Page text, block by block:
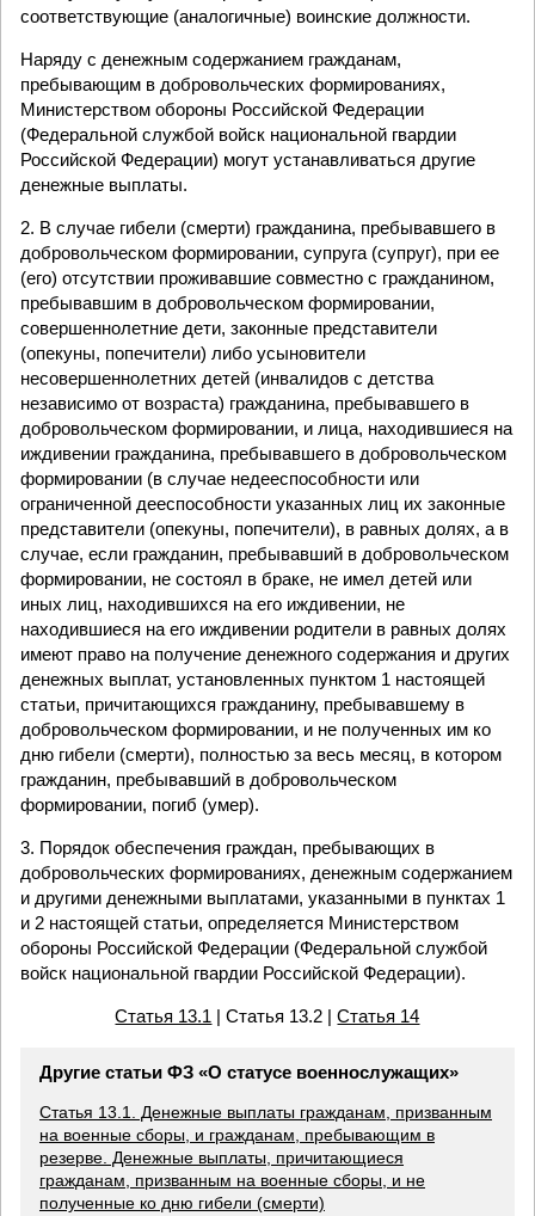
соответствующие (аналогичные) воинские должности.
Наряду с денежным содержанием гражданам,
пребывающим в добровольческих формированиях,
Министерством обороны Российской Федерации
(Федеральной службой войск национальной гвардии
Российской Федерации) могут устанавливаться другие
денежные выплаты.
2. В случае гибели (смерти) гражданина, пребывавшего в
добровольческом формировании, супруга (супруг), при ее
(его) отсутствии проживавшие совместно с гражданином,
пребывавшим в добровольческом формировании,
совершеннолетние дети, законные представители
(опекуны, попечители) либо усыновители
несовершеннолетних детей (инвалидов с детства
независимо от возраста) гражданина, пребывавшего в
добровольческом формировании, и лица, находившиеся на
иждивении гражданина, пребывавшего в добровольческом
формировании (в случае недееспособности или
ограниченной дееспособности указанных лиц их законные
представители (опекуны, попечители), в равных долях, а в
случае, если гражданин, пребывавший в добровольческом
формировании, не состоял в браке, не имел детей или
иных лиц, находившихся на его иждивении, не
находившиеся на его иждивении родители в равных долях
имеют право на получение денежного содержания и других
денежных выплат, установленных пунктом 1 настоящей
статьи, причитающихся гражданину, пребывавшему в
добровольческом формировании, и не полученных им ко
дню гибели (смерти), полностью за весь месяц, в котором
гражданин, пребывавший в добровольческом
формировании, погиб (умер).
3. Порядок обеспечения граждан, пребывающих в
добровольческих формированиях, денежным содержанием
и другими денежными выплатами, указанными в пунктах 1
и 2 настоящей статьи, определяется Министерством
обороны Российской Федерации (Федеральной службой
войск национальной гвардии Российской Федерации).
Статья 13.1 | Статья 13.2 |Статья 14
Другие статьи ФЗ «О статусе военнослужащих»
Статья 13.1. Денежные выплаты гражданам, призванным
на военные сборы, и гражданам, пребывающим в
резерве. Денежные выплаты, причитающиеся
гражданам, призванным на военные сборы, и не
полученные ко дню гибели (смерти)